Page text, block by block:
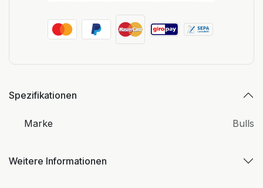
Spezifikationen
Marke Bulls
Weitere Informationen